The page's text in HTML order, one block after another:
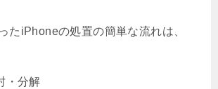
たiPhoneの処置の簡単な流れは、
・分解